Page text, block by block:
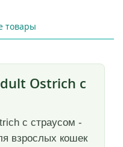
товары
Ostrich с
с страусом -
взрослых кошек